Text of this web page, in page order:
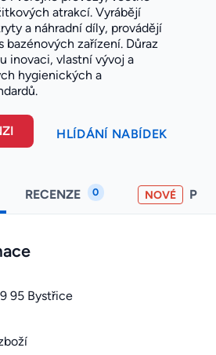
atrakcí. Vyrábějí
a náhradní díly, provádějí
bazénových zařízení. Důraz
inovaci, vlastní vývoj a
hygienických a
HLÍDÁNÍ NABÍDEK
RECENZE 0 NOVÉ
95 Bystřice